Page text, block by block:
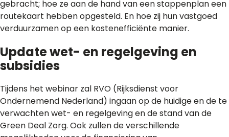
gebracht; hoe ze aan de hand van een stappenplan een
routekaart hebben opgesteld. En hoe zij hun vastgoed
verduurzamen op een kostenefficiënte manier.
Update wet- en regelgeving en
subsidies
Tijdens het webinar zal RVO (Rijksdienst voor
Ondernemend Nederland) ingaan op de huidige en de te
verwachten wet- en regelgeving en de stand van de
Green Deal Zorg. Ook zullen de verschillende